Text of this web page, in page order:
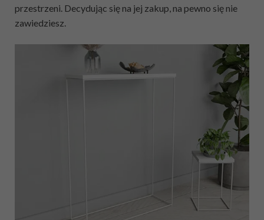
przestrzeni. Decydując się na jej zakup, na pewno się nie
zawiedziesz.